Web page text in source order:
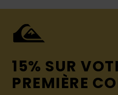
15% SUR
PREMIÈRE